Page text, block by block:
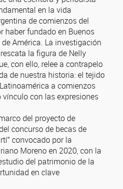
en la vida
de comienzos del
haber fundado en Buenos
América. La investigación
la figura de Nelly
con ello, relee a contrapelo
de nuestra historia: el tejido
a comienzos
con las expresiones
del proyecto de
concurso de becas de
convocado por la
Moreno en 2020, con la
del patrimonio de la
en clave